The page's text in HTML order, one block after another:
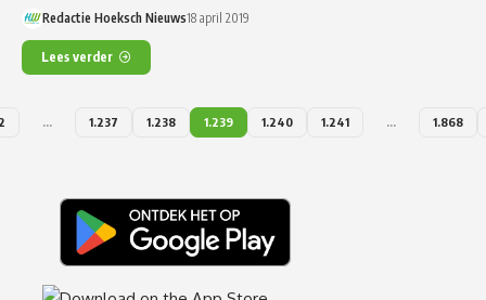
Redactie Hoeksch Nieuws18 april 2019
Lees verder
… 1.237 1.238 1.239 1.240 1.241 … 1.868